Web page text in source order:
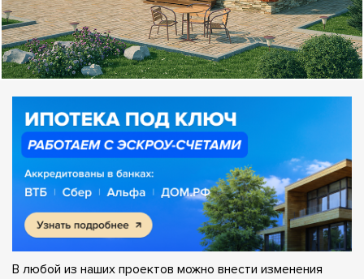
В любой из наших проектов можно внести изменения